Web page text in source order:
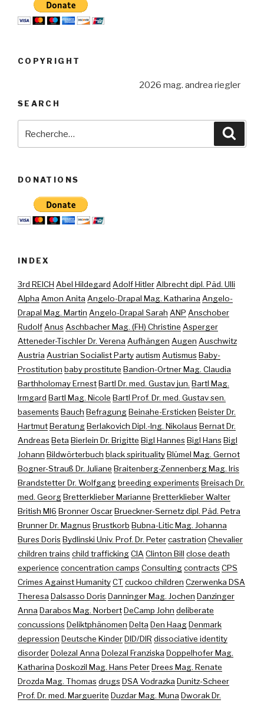
COPYRIGHT
2026 mag. andrea riegler
SEARCH
DONATIONS
INDEX
3rd REICH Abel Hildegard Adolf HitlerAlbrecht dipl. Päd. Ulli
Alpha Amon Anita Angelo-Drapal Mag. Katharina Angelo-
Drapal Mag. Martin Angelo-Drapal Sarah ANP Anschober
RudolfAnusAschbacher Mag. (FH) Christine Asperger
Atteneder-Tischler Dr. Verena Aufhängen Augen Auschwitz
Austria Austrian Socialist Party autism AutismusBaby-
Prostitution baby prostitute Bandion-Ortner Mag. Claudia
Barthholomay ErnestBartl Dr. med. Gustav jun. Bartl Mag.
Irmgard Bartl Mag. Nicole Bartl Prof. Dr. med. Gustav sen.
basementsBauch BefragungBeinahe-Ersticken Beister Dr.
HartmutBeratungBerlakovich Dipl.-Ing. NikolausBernat Dr.
AndreasBeta Bierlein Dr. Brigitte Bigl HannesBigl HansBigl
Johann Bildwörterbuch black spiritualityBlümel Mag. Gernot
Bogner-Strauß Dr. Juliane Braitenberg-Zennenberg Mag. Iris
Brandstetter Dr. Wolfgangbreeding experimentsBreisach Dr.
med. GeorgBretterklieber Marianne Bretterklieber Walter
British MI6 Bronner OscarBrueckner-Sernetz dipl. Päd. Petra
Brunner Dr. MagnusBrustkorb Bubna-Litic Mag. Johanna
Bures DorisBydlinski Univ. Prof. Dr. Petercastration Chevalier
children trainschild traffickingCIA Clinton Bill close death
experience concentration campsConsultingcontractsCPS
Crimes Against HumanityCT cuckoo children Czerwenka DSA
Theresa Dalsasso DorisDanninger Mag. Jochen Danzinger
Anna Darabos Mag. NorbertDeCamp John deliberate
concussionsDeliktphänomen Delta Den HaagDenmark
depression Deutsche KinderDID/DIR dissociative identity
disorderDolezal Anna Dolezal Franziska Doppelhofer Mag.
Katharina Doskozil Mag. Hans PeterDrees Mag. Renate
Drozda Mag. ThomasdrugsDSA Vodrazka Dunitz-Scheer
Prof. Dr. med. Marguerite Duzdar Mag. Muna Dworak Dr.